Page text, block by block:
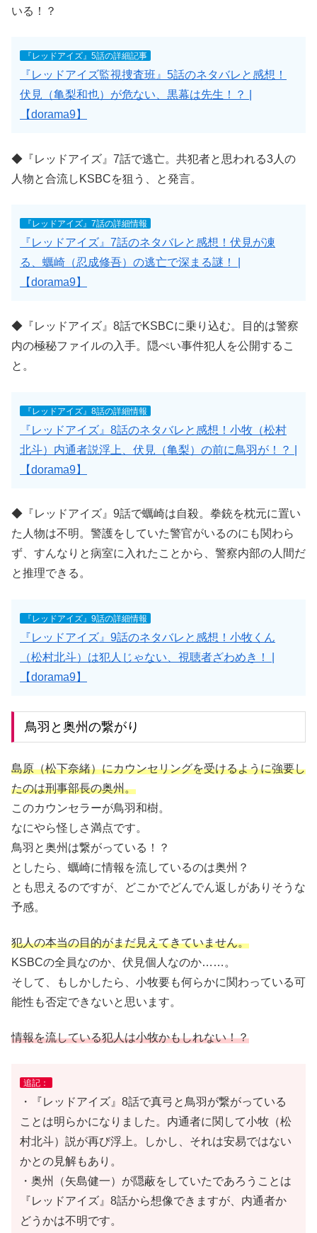
いる！？
『レッドアイズ』5話の詳細記事
『レッドアイズ監視捜査班』5話のネタバレと感想！
伏見（亀梨和也）が危ない、黒幕は先生！？ |
【dorama9】
◆『レッドアイズ』7話で逃亡。共犯者と思われる3人の
人物と合流しKSBCを狙う、と発言。
『レッドアイズ』7話の詳細情報
『レッドアイズ』7話のネタバレと感想！伏見が凍
る、蠣崎（忍成修吾）の逃亡で深まる謎！ |
【dorama9】
◆『レッドアイズ』8話でKSBCに乗り込む。目的は警察
内の極秘ファイルの入手。隠ぺい事件犯人を公開するこ
と。
『レッドアイズ』8話の詳細情報
『レッドアイズ』8話のネタバレと感想！小牧（松村
北斗）内通者説浮上、伏見（亀梨）の前に鳥羽が！？ |
【dorama9】
◆『レッドアイズ』9話で蠣崎は自殺。拳銃を枕元に置い
た人物は不明。警護をしていた警官がいるのにも関わら
ず、すんなりと病室に入れたことから、警察内部の人間だ
と推理できる。
『レッドアイズ』9話の詳細情報
『レッドアイズ』9話のネタバレと感想！小牧くん
（松村北斗）は犯人じゃない、視聴者ざわめき！ |
【dorama9】
鳥羽と奥州の繋がり
島原（松下奈緒）にカウンセリングを受けるように強要し
たのは刑事部長の奥州。
このカウンセラーが鳥羽和樹。
なにやら怪しさ満点です。
鳥羽と奥州は繋がっている！？
としたら、蠣崎に情報を流しているのは奥州？
とも思えるのですが、どこかでどんでん返しがありそうな
予感。
犯人の本当の目的がまだ見えてきていません。
KSBCの全員なのか、伏見個人なのか……。
そして、もしかしたら、小牧要も何らかに関わっている可
能性も否定できないと思います。
情報を流している犯人は小牧かもしれない！？
追記：
・『レッドアイズ』8話で真弓と鳥羽が繋がっている
ことは明らかになりました。内通者に関して小牧（松
村北斗）説が再び浮上。しかし、それは安易ではない
かとの見解もあり。
・奥州（矢島健一）が隠蔽をしていたであろうことは
『レッドアイズ』8話から想像できますが、内通者か
どうかは不明です。